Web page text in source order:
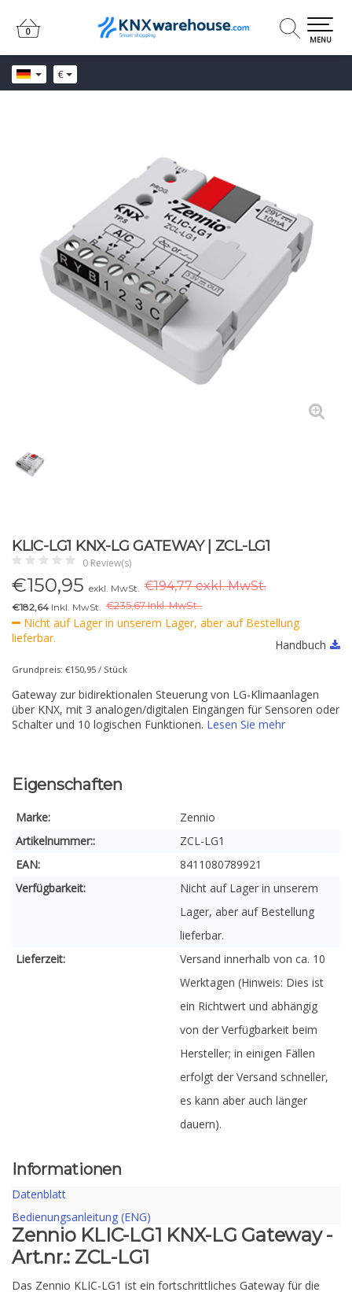
€
0
0
MENU
KLIC-LG1 KNX-LG GATEWAY | ZCL-LG1
0 Review(s)
€150,95 exkl. MwSt. €194,77 exkl. MwSt.
€182,64 Inkl. MwSt. €235,67 Inkl. MwSt..
Nicht auf Lager in unserem Lager, aber auf Bestellung
lieferbar.
Handbuch
Grundpreis: €150,95 / Stück
Gateway zur bidirektionalen Steuerung von LG-Klimaanlagen
über KNX, mit 3 analogen/digitalen Eingängen für Sensoren oder
Schalter und 10 logischen Funktionen. Lesen Sie mehr
Eigenschaften
Marke:
Zennio
Artikelnummer::
ZCL-LG1
EAN:
8411080789921
Verfügbarkeit:
Nicht auf Lager in unserem
Lager, aber auf Bestellung
lieferbar.
Lieferzeit:
Versand innerhalb von ca. 10
Werktagen (Hinweis: Dies ist
ein Richtwert und abhängig
von der Verfügbarkeit beim
Hersteller; in einigen Fällen
erfolgt der Versand schneller,
es kann aber auch länger
dauern).
Informationen
Datenblatt
Bedienungsanleitung (ENG)
Zennio KLIC-LG1 KNX-LG Gateway -
Art.nr.: ZCL-LG1
Das Zennio KLIC-LG1 ist ein fortschrittliches Gateway für die